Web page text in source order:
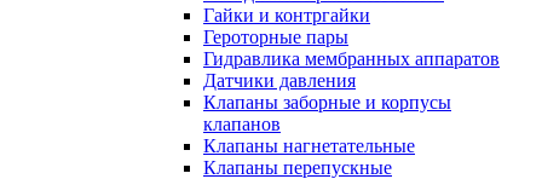
Гайки и контргайки
Героторные пары
Гидравлика мембранных аппаратов
Датчики давления
Клапаны заборные и корпусы
клапанов
Клапаны нагнетательные
Клапаны перепускные